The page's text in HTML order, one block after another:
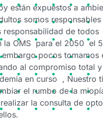
están expuestos a
somos
de
la OMS para el 2050 el
pocos
al compromiso total
en curso , Nuestro
el rumbo de la
la consulta de